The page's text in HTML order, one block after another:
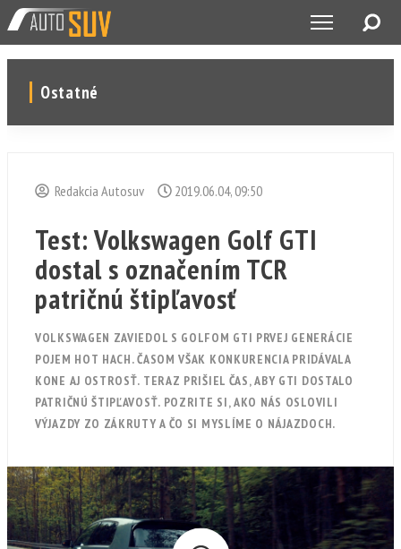
Ostatné
Redakcia Autosuv 2019.06.04, 09:50
Test: Volkswagen Golf GTI
dostal s označením TCR
patričnú štipľavosť
VOLKSWAGEN ZAVIEDOL S GOLFOM GTI PRVEJ GENERÁCIE
POJEM HOT HACH. ČASOM VŠAK KONKURENCIA PRIDÁVALA
KONE AJ OSTROSŤ. TERAZ PRIŠIEL ČAS, ABY GTI DOSTALO
PATRIČNÚ ŠTIPĽAVOSŤ. POZRITE SI, AKO NÁS OSLOVILI
VÝJAZDY ZO ZÁKRUTY A ČO SI MYSLÍME O NÁJAZDOCH.